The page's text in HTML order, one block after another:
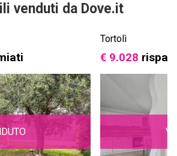
venduti da Dove.it
Tortolì
€ 9.028